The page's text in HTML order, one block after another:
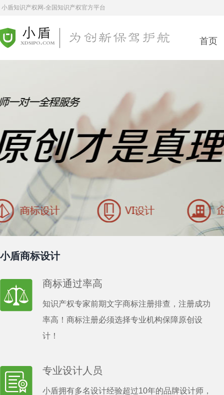
小盾知识产权网-全国知识产权官方平台
首页
小盾商标设计
商标通过率高
知识产权专家前期文字商标注册排查，注册成功
率高！商标注册必须选择专业机构保障原创设
计！
专业设计人员
小盾拥有多名设计经验超过10年的品牌设计师，